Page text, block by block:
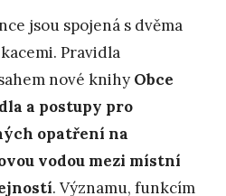
jsou spojená s dvěma
Pravidla
nové knihy Obce
a postupy pro
opatření na
vodou mezi místní
. Významu, funkcím